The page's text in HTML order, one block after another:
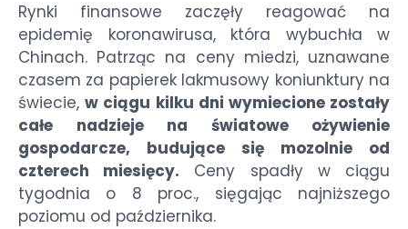
Rynki finansowe zaczęły reagować na
epidemię koronawirusa, która wybuchła w
Chinach. Patrząc na ceny miedzi, uznawane
czasem za papierek lakmusowy koniunktury na
świecie,w ciągu kilku dni wymiecione zostały
całe nadzieje na światowe ożywienie
gospodarcze, budujące się mozolnie od
czterech miesięcy. Ceny spadły w ciągu
tygodnia o 8 proc., sięgając najniższego
poziomu od października.